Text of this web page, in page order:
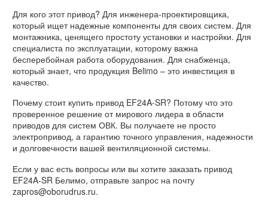
Для кого этот привод? Для инженера-проектировщика,
который ищет надежные компоненты для своих систем. Для
монтажника, ценящего простоту установки и настройки. Для
специалиста по эксплуатации, которому важна
бесперебойная работа оборудования. Для снабженца,
который знает, что продукция Belimo – это инвестиция в
качество.
Почему стоит купить привод EF24A-SR? Потому что это
проверенное решение от мирового лидера в области
приводов для систем ОВК. Вы получаете не просто
электропривод, а гарантию точного управления, надежности
и долговечности вашей вентиляционной системы.
Если у вас есть вопросы или вы хотите заказать привод
EF24A-SR Белимо, отправьте запрос на почту
zapros@oborudrus.ru.